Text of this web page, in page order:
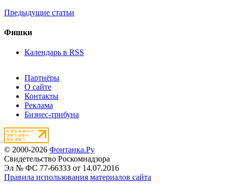
Предыдущие статьи
Фишки
Календарь в RSS
Партнёры
О сайте
Контакты
Реклама
Бизнес-трибуна
© 2000-2026 Фонтанка.Ру
Свидетельство Роскомнадзора
Эл № ФС 77-66333 от 14.07.2016
Правила использования материалов сайта